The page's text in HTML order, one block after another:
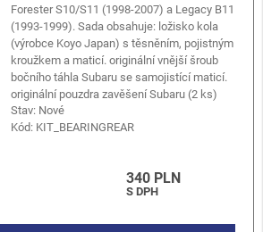
Forester S10/S11 (1998-2007) a Legacy B11
(1993-1999). Sada obsahuje: ložisko kola
(výrobce Koyo Japan) s těsněním, pojistným
kroužkem a maticí. originální vnější šroub
bočního táhla Subaru se samojistící maticí.
originální pouzdra zavěšení Subaru (2 ks)
Stav: Nové
Kód: KIT_BEARINGREAR
340 PLN
S DPH